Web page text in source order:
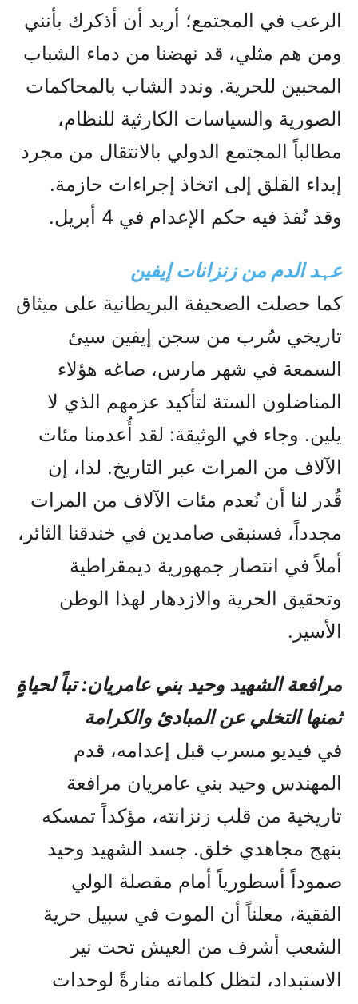
الرعب في المجتمع؛ أريد أن أذكرك بأنني
ومن هم مثلي، قد نهضنا من دماء الشباب
المحبين للحرية. وندد الشاب بالمحاكمات
الصورية والسياسات الكارثية للنظام،
مطالباً المجتمع الدولي بالانتقال من مجرد
إبداء القلق إلى اتخاذ إجراءات حازمة.
وقد نُفذ فيه حكم الإعدام في 4 أبريل.
عہد الدم من زنزانات إيفين
كما حصلت الصحيفة البريطانية على ميثاق
تاريخي سُرب من سجن إيفين سيئ
السمعة في شهر مارس، صاغه هؤلاء
المناضلون الستة لتأكيد عزمهم الذي لا
يلين. وجاء في الوثيقة: لقد أُعدمنا مئات
الآلاف من المرات عبر التاريخ. لذا، إن
قُدر لنا أن نُعدم مئات الآلاف من المرات
مجدداً، فسنبقى صامدين في خندقنا الثائر،
أملاً في انتصار جمهورية ديمقراطية
وتحقيق الحرية والازدهار لهذا الوطن
الأسير.
مرافعة الشهيد وحيد بني عامريان: تباً لحياةٍ
ثمنها التخلي عن المبادئ والكرامة
في فيديو مسرب قبل إعدامه، قدم
المهندس وحيد بني عامريان مرافعة
تاريخية من قلب زنزانته، مؤكداً تمسكه
بنهج مجاهدي خلق. جسد الشهيد وحيد
صموداً أسطورياً أمام مقصلة الولي
الفقیة، معلناً أن الموت في سبيل حرية
الشعب أشرف من العيش تحت نير
الاستبداد، لتظل كلماته منارةً لوحدات